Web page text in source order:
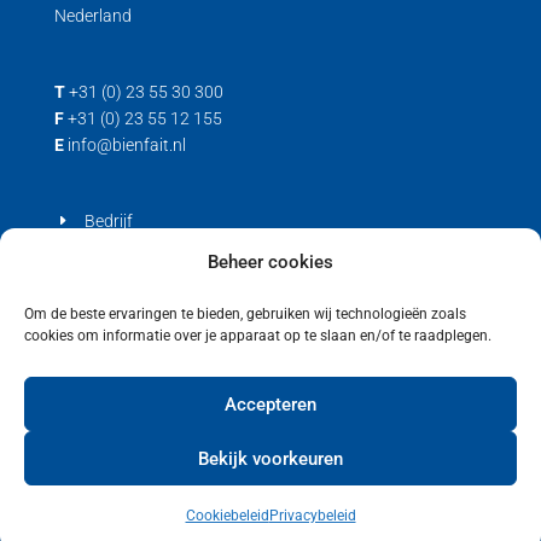
Beheer cookies
Om de beste ervaringen te bieden, gebruiken wij technologieën zoals
cookies om informatie over je apparaat op te slaan en/of te raadplegen.
Accepteren
Bekijk voorkeuren
Cookiebeleid Privacybeleid
Nederland
T +31 (0) 23 55 30 300
F +31 (0) 23 55 12 155
E info@bienfait.nl
Bedrijf
Cookiebeleid (EU)
Copyright © 2021 Bienfait